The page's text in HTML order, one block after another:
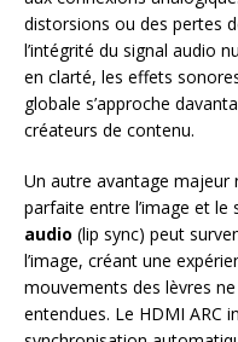
distorsions ou des pertes
l’intégrité du signal audio
en clarté, les effets
globale s’approche
créateurs de contenu.
Un autre avantage majeur
parfaite entre l’image et le
audio (lip sync) peut
l’image, créant une
mouvements des lèvres
entendues. Le HDMI ARC